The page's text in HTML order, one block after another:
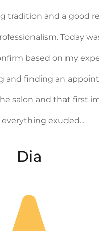
tradition and a good
Today
based on my
and finding an
salon and that first
exuded...
Dia